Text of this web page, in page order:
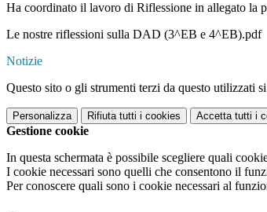
Ha coordinato il lavoro di Riflessione in allegato la
Le nostre riflessioni sulla DAD (3^EB e 4^EB).pdf
Notizie
Questo sito o gli strumenti terzi da questo utilizzati
Personalizza Rifiuta tutti i cookies Accetta tutti i
Gestione cookie
In questa schermata è possibile scegliere quali
I cookie necessari sono quelli che consentono il
Per conoscere quali sono i cookie necessari al